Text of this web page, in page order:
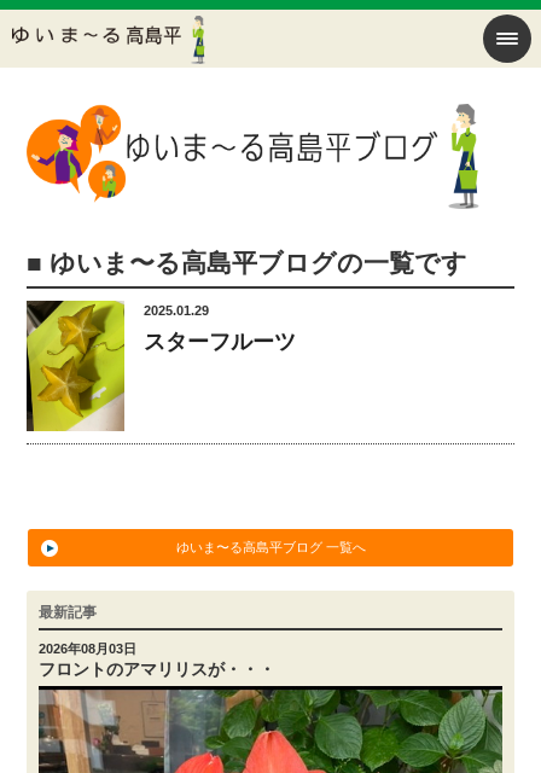
■ ゆいま〜る高島平ブログの一覧です
2025.01.29
スターフルーツ
ゆいま〜る高島平ブログ 一覧へ
最新記事
2026年08月03日
フロントのアマリリスが・・・